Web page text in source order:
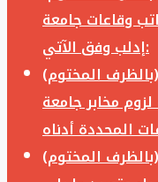
وقاعات جامعة
إدلب وفق الآتي:
المختوم)
مخابر جامعة
المختوم)